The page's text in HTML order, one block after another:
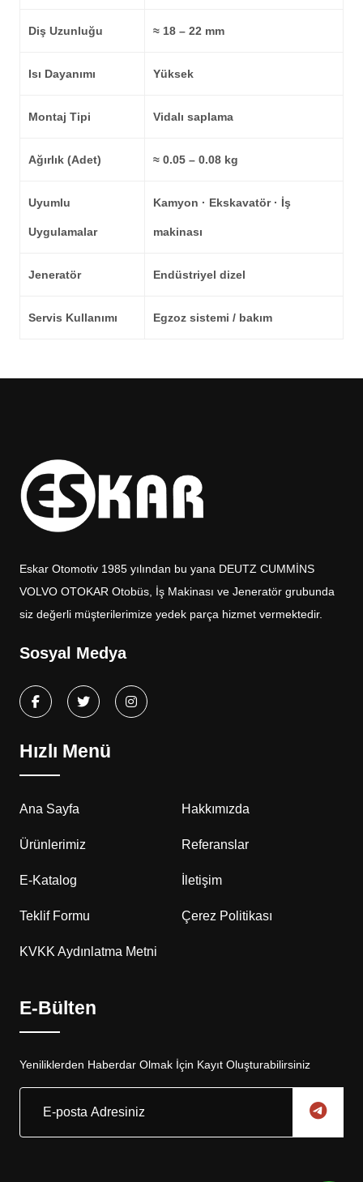
Diş Uzunluğu ≈ 18 – 22 mm
Isı Dayanımı Yüksek
Montaj Tipi Vidalı saplama
Ağırlık (Adet) ≈ 0.05 – 0.08 kg
Uyumlu
Uygulamalar
Kamyon · Ekskavatör · İş
makinası
Jeneratör Endüstriyel dizel
Servis Kullanımı Egzoz sistemi / bakım
Eskar Otomotiv 1985 yılından bu yana DEUTZ CUMMİNS
VOLVO OTOKAR Otobüs, İş Makinası ve Jeneratör grubunda
siz değerli müşterilerimize yedek parça hizmet vermektedir.
Sosyal Medya
Hızlı Menü
Ana Sayfa Hakkımızda
Ürünlerimiz Referanslar
E-Katalog İletişim
Teklif Formu Çerez Politikası
KVKK Aydınlatma Metni
E-Bülten
Yeniliklerden Haberdar Olmak İçin Kayıt Oluşturabilirsiniz